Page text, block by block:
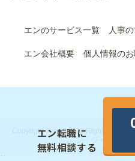
エンのサービス一覧 人事
エン会社概要 個人情報の
エン転職に
無料相談する
Copyright © en Inc. All Rights
ン・ジャパン株式